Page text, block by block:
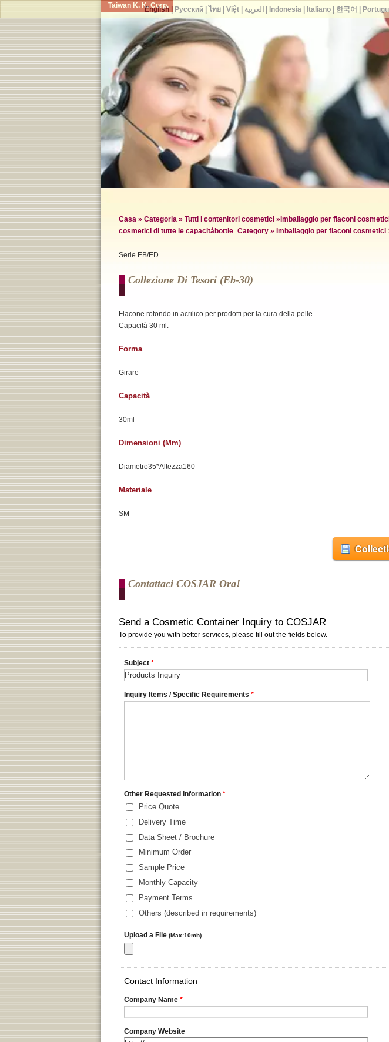
Taiwan K. K. Corp.
Casa » Categoria » Tutti i contenitori cosmetici » Imballaggio per flaconi
cosmetici di tutte le capacitàbottle_Category » Imballaggio per flaconi cosmetici
Serie EB/ED
Collezione Di Tesori (eb-30)
Flacone rotondo in acrilico per prodotti per la cura della pelle.
Capacità 30 ml.
Forma
Girare
Capacità
30ml
Dimensioni (mm)
Diametro35*Altezza160
Materiale
SM
Contattaci COSJAR Ora!
English| Русский| ไทย| Việt| العربية Indonesia| Italiano| 한국어